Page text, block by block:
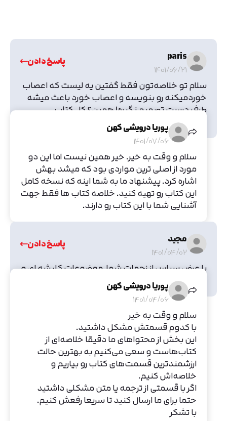
paris
1401/06/21
پاسخ دادن
سلام تو خلاصه‌تون فقط گفتین یه لیست که اعصاب
خوردمیکنه رو بنویسه و اعصاب خورد باعث میشه
طرف درست تصمیم نگیره! همین؟ کل کتاب
خلاصه‌ش این دو مورد بود؟!
پوریا درویشی کهن
1401/07/06
سلام و وقت به خیر. خیر همین نیست اما این دو
مورد از اصلی ترین مواردی بود که میشد بهش
اشاره کرد. پیشنهاد ما به شما اینه که نسخه کامل
این کتاب رو تهیه کنید. خلاصه کتاب ها فقط جهت
آشنایی شما با این کتاب رو دارند.
مجید
1401/04/02
پاسخ دادن
با عرض سپاس از زحمات شما, موضوعات کلیشه ای و
کلی به نظر می‌رسندپوریا درویشی کهن
1401/04/06
سلام و وقت به خیر
با کدوم قسمتش مشکل داشتید.
این بخش از محتواهای ما دقیقا خلاصه‌ای از
کتاب‌هاست و سعی می‌کنیم به بهترین حالت
ارزشمندترین قسمت‌های کتاب رو بیاریم و
خلاصه‌اش کنیم.
اگر با قسمتی از ترجمه یا متن مشکلی داشتید
حتما برای ما ارسال کنید تا سریعا رفعش کنیم.
با تشکر